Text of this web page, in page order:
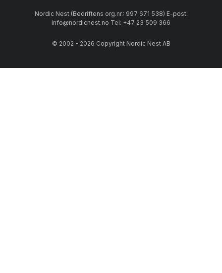
Nordic Nest (Bedriftens org.nr.: 997 671 538) E-post:
info@nordicnest.no Tel: +47 23 509 366
© 2002 - 2026 Copyright Nordic Nest AB